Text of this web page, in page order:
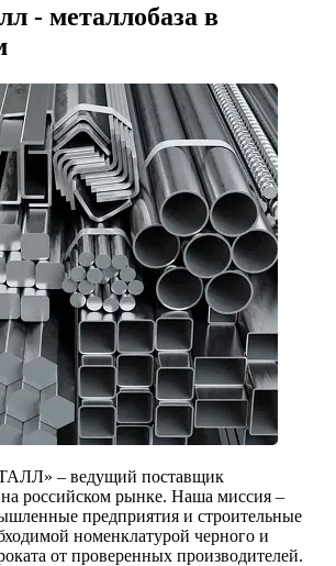
- металлобаза в
– ведущий поставщик
российском рынке. Наша миссия –
предприятия и строительные
номенклатурой черного и
от проверенных производителей.